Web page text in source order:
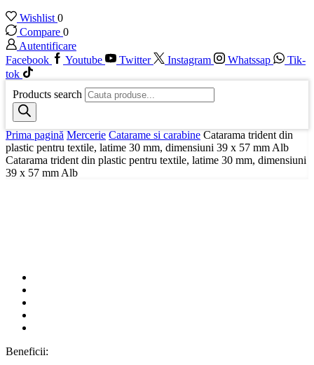
Wishlist 0
Compare 0
Autentificare
Facebook
Youtube Twitter Instagram Whatssap
Tik-
tok
Products search
Prima pagină Mercerie Catarame si carabine Catarama trident din
plastic pentru textile, latime 30 mm, dimensiuni 39 x 57 mm Alb
Catarama trident din plastic pentru textile, latime 30 mm, dimensiuni
39 x 57 mm Alb
Beneficii: